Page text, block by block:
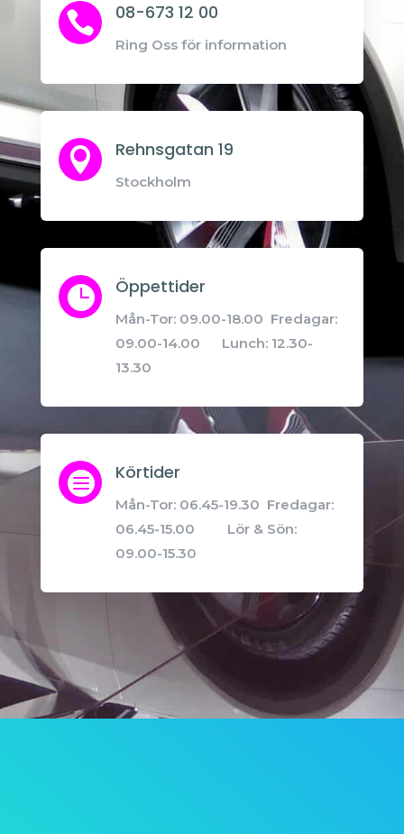
 08-673 12 00
Ring Oss för information
 Rehnsgatan 19
Stockholm
 Öppettider
Mån-Tor: 09.00-18.00 Fredagar:
09.00-14.00 Lunch: 12.30-
13.30
 Körtider
Mån-Tor: 06.45-19.30 Fredagar:
06.45-15.00 Lör & Sön:
09.00-15.30